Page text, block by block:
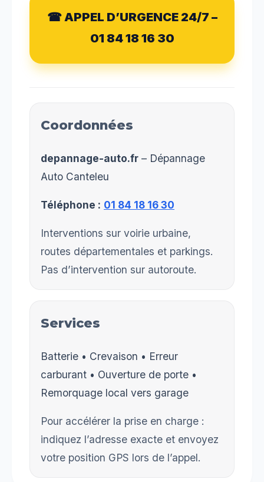
☎ APPEL D’URGENCE 24/7 –
01 84 18 16 30
Coordonnées
depannage-auto.fr – Dépannage
Auto Canteleu
Téléphone : 01 84 18 16 30
Interventions sur voirie urbaine,
routes départementales et parkings.
Pas d’intervention sur autoroute.
Services
Batterie • Crevaison • Erreur
carburant • Ouverture de porte •
Remorquage local vers garage
Pour accélérer la prise en charge :
indiquez l’adresse exacte et envoyez
votre position GPS lors de l’appel.